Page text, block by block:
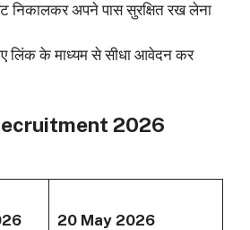
निकालकर अपने पास सुरक्षित रख लेना
लिंक के माध्यम से सीधा आवेदन कर
2026
20 May 2026